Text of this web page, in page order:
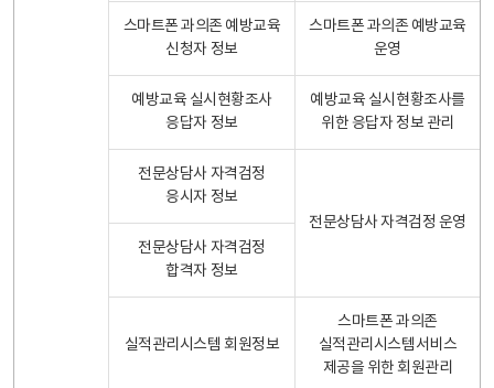
스마트폰 과의존 예방교육
신청자 정보
스마트폰 과의존 예방교육
운영
예방교육 실시현황조사
응답자 정보
예방교육 실시현황조사를
위한 응답자 정보 관리
전문상담사 자격검정
응시자 정보
전문상담사 자격검정 운영
전문상담사 자격검정
합격자 정보
실적관리시스템 회원정보
스마트폰 과의존
실적관리시스템서비스
제공을 위한 회원관리